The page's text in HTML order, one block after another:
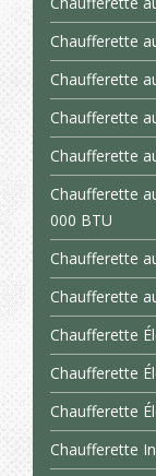
Chaufferette
Chaufferette
Chaufferette
Chaufferette
Chaufferette
000 BTU
Chaufferette
Chaufferette
Chaufferette
Chaufferette
Chaufferette
Chaufferette